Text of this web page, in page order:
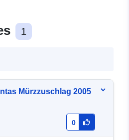
1
Mürzzuschlag 2005
0